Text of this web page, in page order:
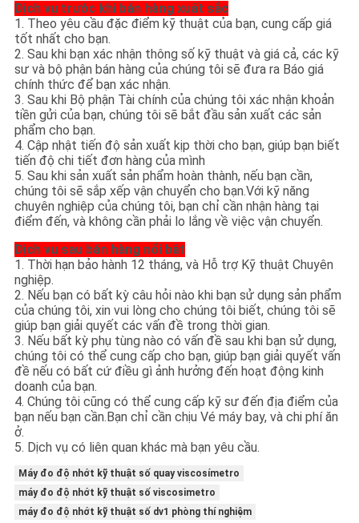
Dịch vụ trước khi bán hàng xuất sắc
1. Theo yêu cầu đặc điểm kỹ thuật của bạn, cung cấp giá
tốt nhất cho bạn.
2. Sau khi bạn xác nhận thông số kỹ thuật và giá cả, các kỹ
sư và bộ phận bán hàng của chúng tôi sẽ đưa ra Báo giá
chính thức để bạn xác nhận.
3. Sau khi Bộ phận Tài chính của chúng tôi xác nhận khoản
tiền gửi của bạn, chúng tôi sẽ bắt đầu sản xuất các sản
phẩm cho bạn.
4. Cập nhật tiến độ sản xuất kịp thời cho bạn, giúp bạn biết
tiến độ chi tiết đơn hàng của mình
5. Sau khi sản xuất sản phẩm hoàn thành, nếu bạn cần,
chúng tôi sẽ sắp xếp vận chuyển cho bạn.Với kỹ năng
chuyên nghiệp của chúng tôi, bạn chỉ cần nhận hàng tại
điểm đến, và không cần phải lo lắng về việc vận chuyển.
Dịch vụ sau bán hàng nổi bật
1. Thời hạn bảo hành 12 tháng, và Hỗ trợ Kỹ thuật Chuyên
nghiệp.
2. Nếu bạn có bất kỳ câu hỏi nào khi bạn sử dụng sản phẩm
của chúng tôi, xin vui lòng cho chúng tôi biết, chúng tôi sẽ
giúp bạn giải quyết các vấn đề trong thời gian.
3. Nếu bất kỳ phụ tùng nào có vấn đề sau khi bạn sử dụng,
chúng tôi có thể cung cấp cho bạn, giúp bạn giải quyết vấn
đề nếu có bất cứ điều gì ảnh hưởng đến hoạt động kinh
doanh của bạn.
4. Chúng tôi cũng có thể cung cấp kỹ sư đến địa điểm của
bạn nếu bạn cần.Bạn chỉ cần chịu Vé máy bay, và chi phí ăn
ở.
5. Dịch vụ có liên quan khác mà bạn yêu cầu.
Máy đo độ nhớt kỹ thuật số quay viscosímetro
máy đo độ nhớt kỹ thuật số viscosimetro
máy đo độ nhớt kỹ thuật số dv1 phòng thí nghiệm